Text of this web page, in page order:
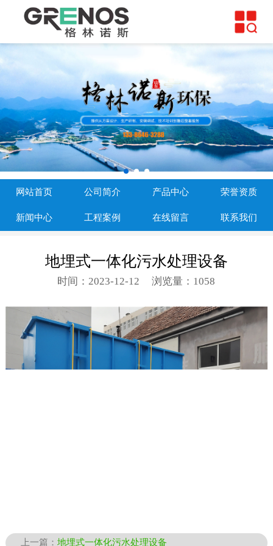
公司简介
荣誉资质
新闻中心
工程案例
联系我们
网站首页 公司简介 产品中心 荣誉资质
新闻中心 工程案例 在线留言 联系我们
地埋式一体化污水处理设备
时间：2023-12-12 浏览量：1058
上一篇：地埋式一体化污水处理设备